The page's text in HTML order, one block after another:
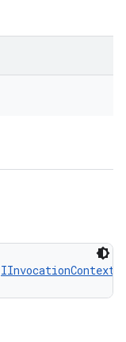
IInvocationContext